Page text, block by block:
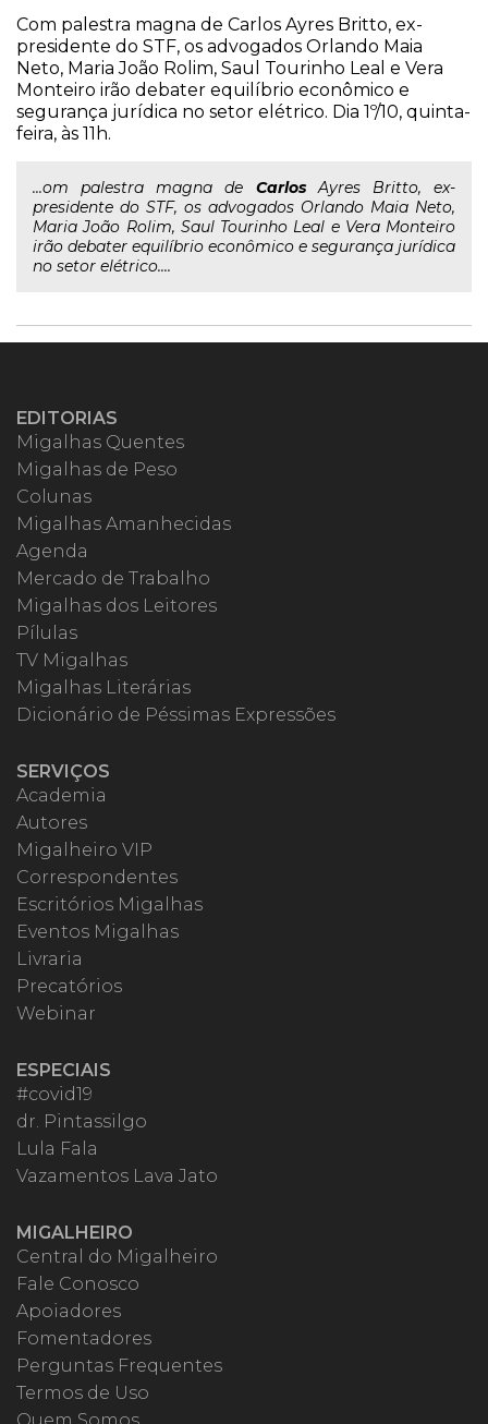
Com palestra magna de Carlos Ayres Britto, ex-
presidente do STF, os advogados Orlando Maia
Neto, Maria João Rolim, Saul Tourinho Leal e Vera
Monteiro irão debater equilíbrio econômico e
segurança jurídica no setor elétrico. Dia 1º/10, quinta-
feira, às 11h.
...om palestra magna de CarlosAyres Britto, ex-
presidente do STF, os advogados Orlando Maia Neto,
Maria João Rolim, Saul Tourinho Leal e Vera Monteiro
irão debater equilíbrio econômico e segurança jurídica
no setor elétrico....
EDITORIAS
Migalhas Quentes
Migalhas de Peso
Colunas
Migalhas Amanhecidas
Agenda
Mercado de Trabalho
Migalhas dos Leitores
Pílulas
TV Migalhas
Migalhas Literárias
Dicionário de Péssimas Expressões
SERVIÇOS
Academia
Autores
Migalheiro VIP
Correspondentes
Escritórios Migalhas
Eventos Migalhas
Livraria
Precatórios
Webinar
ESPECIAIS
#covid19
dr. Pintassilgo
Lula Fala
Vazamentos Lava Jato
MIGALHEIRO
Central do Migalheiro
Fale Conosco
Apoiadores
Fomentadores
Perguntas Frequentes
Termos de Uso